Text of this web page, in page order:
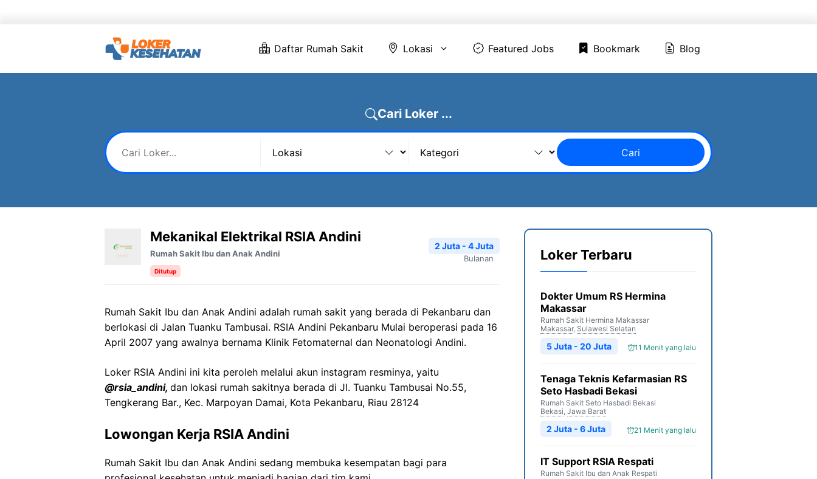
Daftar Rumah Sakit Lokasi Featured Jobs Bookmark Blog
Cari Loker ...
Cari
Mekanikal Elektrikal RSIA Andini
Rumah Sakit Ibu dan Anak Andini
Ditutup
2 Juta - 4 Juta
Bulanan
Rumah Sakit Ibu dan Anak Andini adalah rumah sakit yang berada di Pekanbaru dan
berlokasi di Jalan Tuanku Tambusai. RSIA Andini Pekanbaru Mulai beroperasi pada 16
April 2007 yang awalnya bernama Klinik Fetomaternal dan Neonatologi Andini.
Loker RSIA Andini ini kita peroleh melalui akun instagram resminya, yaitu
@rsia_andini, dan lokasi rumah sakitnya berada di Jl. Tuanku Tambusai No.55,
Tengkerang Bar., Kec. Marpoyan Damai, Kota Pekanbaru, Riau 28124
Lowongan Kerja RSIA Andini
Rumah Sakit Ibu dan Anak Andini sedang membuka kesempatan bagi para
Loker Terbaru
Dokter Umum RS Hermina
Makassar
Rumah Sakit Hermina Makassar
Makassar, Sulawesi Selatan
11 Menit yang lalu
5 Juta - 20 Juta
Tenaga Teknis Kefarmasian RS
Seto Hasbadi Bekasi
Rumah Sakit Seto Hasbadi Bekasi
Bekasi, Jawa Barat
21 Menit yang lalu
2 Juta - 6 Juta
IT Support RSIA Respati
Rumah Sakit Ibu dan Anak Respati